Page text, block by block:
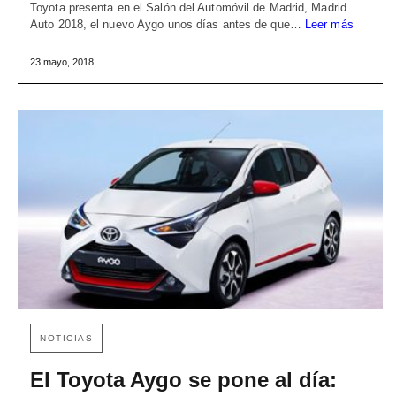
Toyota presenta en el Salón del Automóvil de Madrid, Madrid
Auto 2018, el nuevo Aygo unos días antes de que… Leer más
23 mayo, 2018
NOTICIAS
El Toyota Aygo se pone al día: